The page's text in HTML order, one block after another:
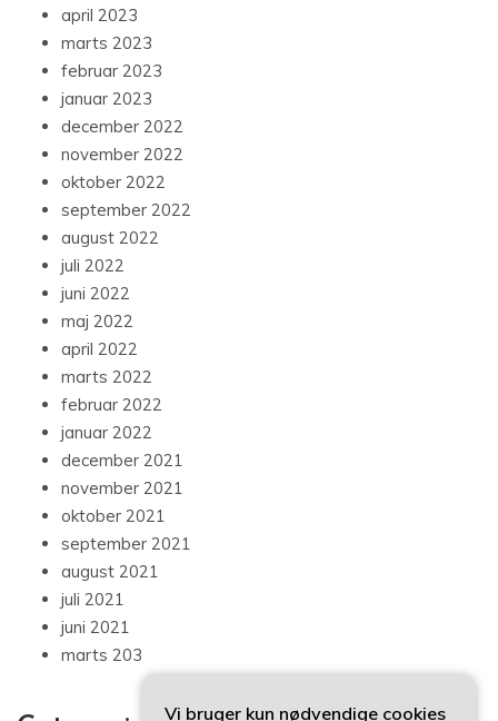
april 2023
marts 2023
februar 2023
januar 2023
december 2022
november 2022
oktober 2022
september 2022
august 2022
juli 2022
juni 2022
maj 2022
april 2022
marts 2022
februar 2022
januar 2022
december 2021
november 2021
oktober 2021
september 2021
august 2021
juli 2021
juni 2021
marts 203
Vi bruger kun nødvendige cookies